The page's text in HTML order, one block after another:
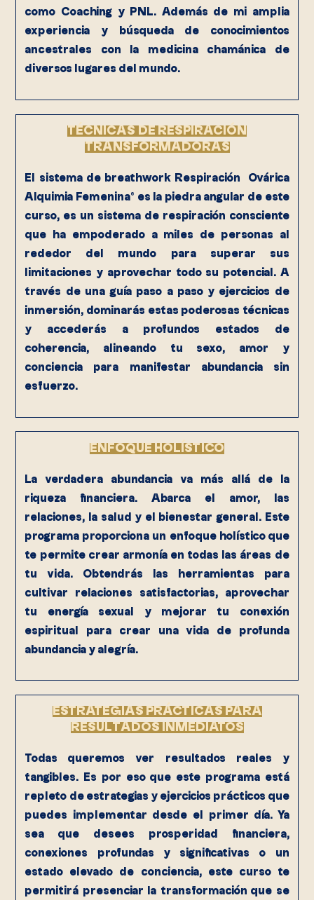
como Coaching y PNL. Además de mi amplia
experiencia y búsqueda de conocimientos
ancestrales con la medicina chamánica de
diversos lugares del mundo.
TÉCNICAS DE RESPIRACIÓN
TRANSFORMADORAS
El sistema de breathwork Respiración Ovárica
Alquimia Femenina® es la piedra angular de este
curso, es un sistema de respiración consciente
que ha empoderado a miles de personas al
rededor del mundo para superar sus
limitaciones y aprovechar todo su potencial. A
través de una guía paso a paso y ejercicios de
inmersión, dominarás estas poderosas técnicas
y accederás a profundos estados de
coherencia, alineando tu sexo, amor y
conciencia para manifestar abundancia sin
esfuerzo.
ENFOQUE HOLÍSTICO
La verdadera abundancia va más allá de la
riqueza financiera. Abarca el amor, las
relaciones, la salud y el bienestar general. Este
programa proporciona un enfoque holístico que
te permite crear armonía en todas las áreas de
tu vida. Obtendrás las herramientas para
cultivar relaciones satisfactorias, aprovechar
tu energía sexual y mejorar tu conexión
espiritual para crear una vida de profunda
abundancia y alegría.
ESTRATEGIAS PRÁCTICAS PARA
RESULTADOS INMEDIATOS
Todas queremos ver resultados reales y
tangibles. Es por eso que este programa está
repleto de estrategias y ejercicios prácticos que
puedes implementar desde el primer día. Ya
sea que desees prosperidad financiera,
conexiones profundas y significativas o un
estado elevado de conciencia, este curso te
permitirá presenciar la transformación que se